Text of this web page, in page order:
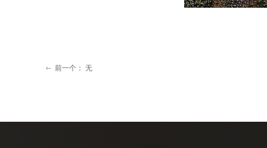
ꂃ 前一个： 无